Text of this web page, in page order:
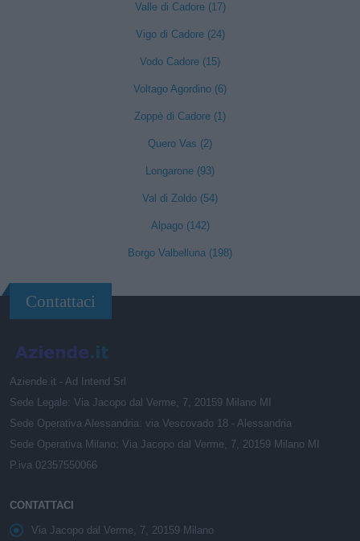
Valle di Cadore (17)
Vigo di Cadore (24)
Vodo Cadore (15)
Voltago Agordino (6)
Zoppè di Cadore (1)
Quero Vas (2)
Longarone (93)
Val di Zoldo (54)
Alpago (142)
Borgo Valbelluna (198)
Contattaci
Aziende.it - Ad Intend Srl
Sede Legale: Via Jacopo dal Verme, 7, 20159 Milano MI
Sede Operativa Alessandria: via Vescovado 18 - Alessandria
Sede Operativa Milano: Via Jacopo dal Verme, 7, 20159 Milano MI
P.iva 02357550066
CONTATTACI
Via Jacopo dal Verme, 7, 20159 Milano